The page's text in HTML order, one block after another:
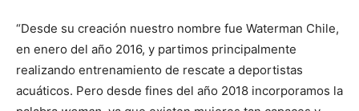
“Desde su creación nuestro nombre fue Waterman Chile,
en enero del año 2016, y partimos principalmente
realizando entrenamiento de rescate a deportistas
acuáticos. Pero desde fines del año 2018 incorporamos la